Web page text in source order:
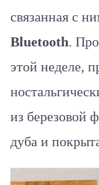
связанная с
Bluetooth.
этой неделе,
из березовой
дуба и